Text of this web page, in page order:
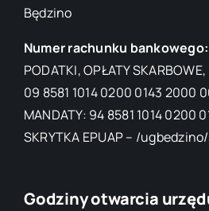
Będzino
Numer rachunku bankowego:
PODATKI, OPŁATY
09 8581 1014 0200 0143 2000
MANDATY: 94 8581 1014 0200
SKRYTKA EPUAP – /
Godziny otwarcia